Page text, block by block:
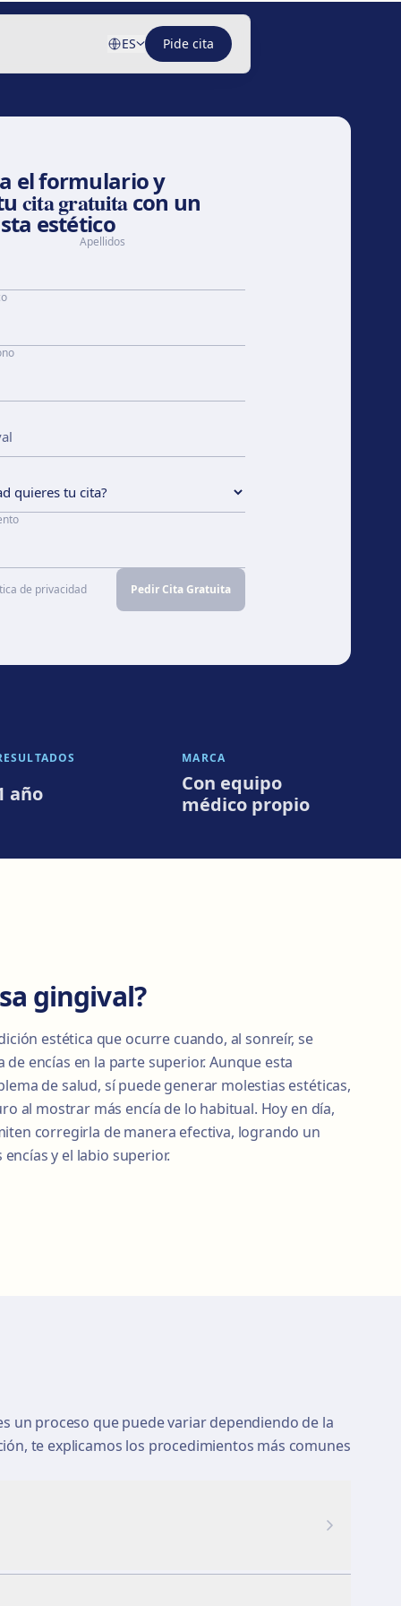
ES Pide cita
el formulario y
cita gratuitacon un
estético
Apellidos
de privacidad Pedir Cita Gratuita
año
MARCA
Con equipo
médico propio
gingival?
estética que ocurre cuando, al sonreír, se
encías en la parte superior. Aunque esta
de salud, sí puede generar molestias estéticas,
al mostrar más encía de lo habitual. Hoy en día,
corregirla de manera efectiva, logrando un
y el labio superior.
un proceso que puede variar dependiendo de la
te explicamos los procedimientos más comunes